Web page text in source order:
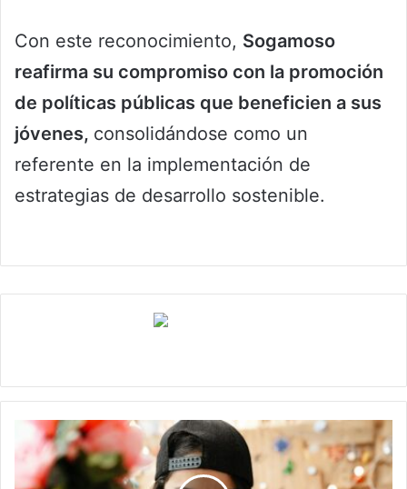
Con este reconocimiento, Sogamoso
reafirma su compromiso con la promoción
de políticas públicas que beneficien a sus
jóvenes, consolidándose como un
referente en la implementación de
estrategias de desarrollo sostenible.
Marce,
Recicladora’:
Colombiana